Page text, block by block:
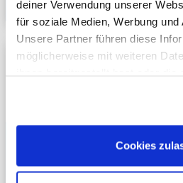
deiner Verwendung unserer
für soziale Medien, Werbung und
Unsere Partner führen diese
möglicherweise mit weiteren
Cookies